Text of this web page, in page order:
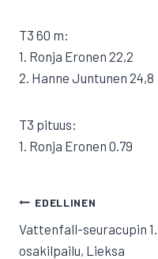
T3 60 m:
1. Ronja Eronen 22,2
2. Hanne Juntunen 24,8
T3 pituus:
1. Ronja Eronen 0.79
ARTIKKELIEN
SELAUS
EDELLINEN
Vattenfall-seuracupin 1.
osakilpailu, Lieksa